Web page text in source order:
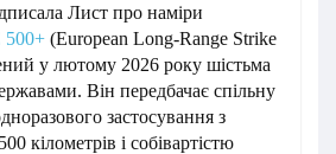
Лист про наміри
500+ (European Long-Range Strike
у лютому 2026 року шістьма
Він передбачає спільну
застосування з
кілометрів і собівартістю